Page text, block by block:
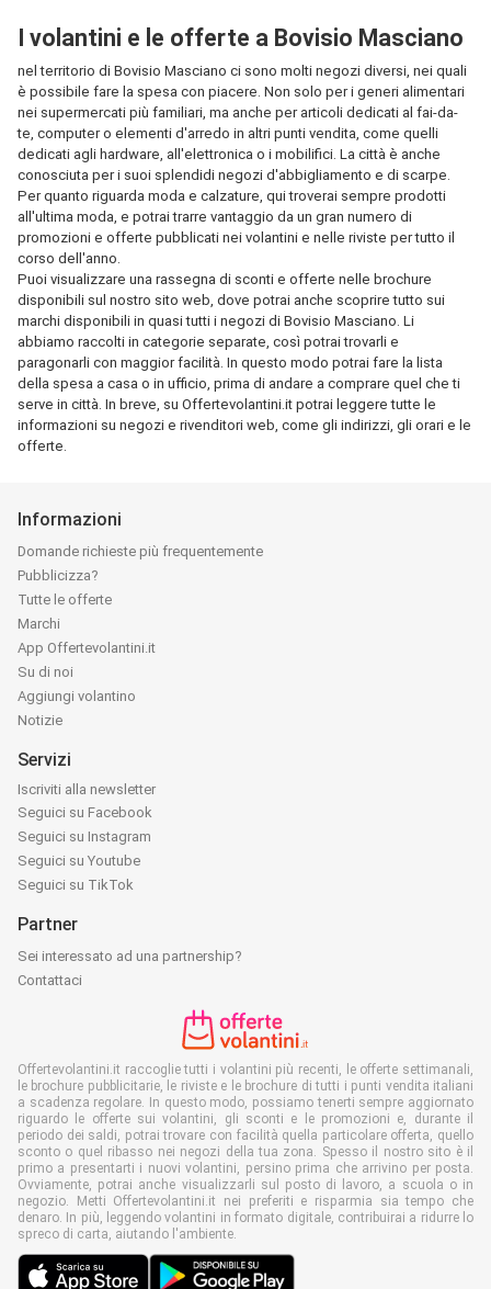
I volantini e le offerte a Bovisio Masciano
nel territorio di Bovisio Masciano ci sono molti negozi diversi, nei quali
è possibile fare la spesa con piacere. Non solo per i generi alimentari
nei supermercati più familiari, ma anche per articoli dedicati al fai-da-
te, computer o elementi d'arredo in altri punti vendita, come quelli
dedicati agli hardware, all'elettronica o i mobilifici. La città è anche
conosciuta per i suoi splendidi negozi d'abbigliamento e di scarpe.
Per quanto riguarda moda e calzature, qui troverai sempre prodotti
all'ultima moda, e potrai trarre vantaggio da un gran numero di
promozioni e offerte pubblicati nei volantini e nelle riviste per tutto il
corso dell'anno.
Puoi visualizzare una rassegna di sconti e offerte nelle brochure
disponibili sul nostro sito web, dove potrai anche scoprire tutto sui
marchi disponibili in quasi tutti i negozi di Bovisio Masciano. Li
abbiamo raccolti in categorie separate, così potrai trovarli e
paragonarli con maggior facilità. In questo modo potrai fare la lista
della spesa a casa o in ufficio, prima di andare a comprare quel che ti
serve in città. In breve, su Offertevolantini.it potrai leggere tutte le
informazioni su negozi e rivenditori web, come gli indirizzi, gli orari e le
offerte.
Informazioni
Domande richieste più frequentemente
Pubblicizza?
Tutte le offerte
Marchi
App Offertevolantini.it
Su di noi
Aggiungi volantino
Notizie
Servizi
Iscriviti alla newsletter
Seguici su Facebook
Seguici su Instagram
Seguici su Youtube
Seguici su TikTok
Partner
Sei interessato ad una partnership?
Contattaci
Offertevolantini.it raccoglie tutti i volantini più recenti, le offerte settimanali,
le brochure pubblicitarie, le riviste e le brochure di tutti i punti vendita italiani
a scadenza regolare. In questo modo, possiamo tenerti sempre aggiornato
riguardo le offerte sui volantini, gli sconti e le promozioni e, durante il
periodo dei saldi, potrai trovare con facilità quella particolare offerta, quello
sconto o quel ribasso nei negozi della tua zona. Spesso il nostro sito è il
primo a presentarti i nuovi volantini, persino prima che arrivino per posta.
Ovviamente, potrai anche visualizzarli sul posto di lavoro, a scuola o in
negozio. Metti Offertevolantini.it nei preferiti e risparmia sia tempo che
denaro. In più, leggendo volantini in formato digitale, contribuirai a ridurre lo
spreco di carta, aiutando l'ambiente.